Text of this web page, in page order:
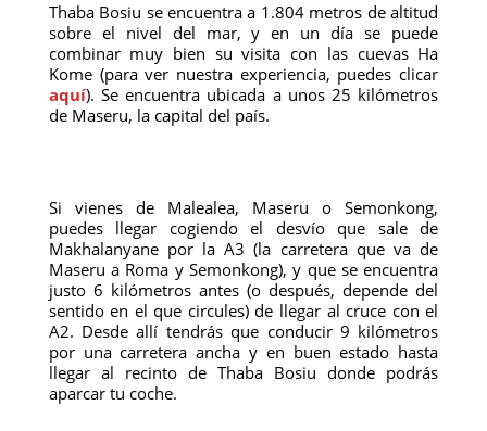
Thaba Bosiu se encuentra a 1.804 metros de altitud
sobre el nivel del mar, y en un día se puede
combinar muy bien su visita con las cuevas Ha
Kome (para ver nuestra experiencia, puedes clicar
aquí). Se encuentra ubicada a unos 25 kilómetros
de Maseru, la capital del país.
Si vienes de Malealea, Maseru o Semonkong,
puedes llegar cogiendo el desvío que sale de
Makhalanyane por la A3 (la carretera que va de
Maseru a Roma y Semonkong), y que se encuentra
justo 6 kilómetros antes (o después, depende del
sentido en el que circules) de llegar al cruce con el
A2. Desde allí tendrás que conducir 9 kilómetros
por una carretera ancha y en buen estado hasta
llegar al recinto de Thaba Bosiu donde podrás
aparcar tu coche.